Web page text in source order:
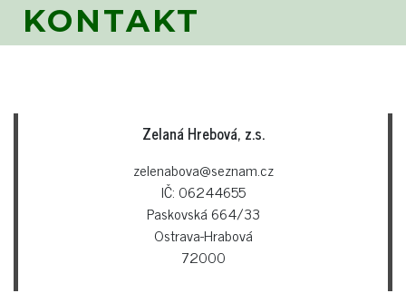
KONTAKT
Zelaná Hrebová, z.s.
zelenabova@seznam.cz
IČ: 06244655
Paskovská 664/33
Ostrava-Hrabová
72000